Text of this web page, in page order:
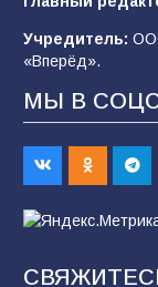
после
94
«Пургу
заявления о
Учредитель:
«Вперёд».
МЫ В